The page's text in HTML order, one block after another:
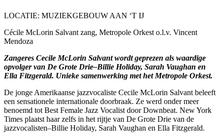
LOCATIE: MUZIEKGEBOUW AAN ‘T IJ
Cécile McLorin Salvant zang, Metropole Orkest o.l.v. Vincent
Mendoza
Zangeres Cecile McLorin Salvant wordt geprezen als waardige
opvolger van De Grote Drie–Billie Holiday, Sarah Vaughan en
Ella Fitzgerald. Unieke samenwerking met het Metropole Orkest.
De jonge Amerikaanse jazzvocaliste Cecile McLorin Salvant beleeft
een sensationele internationale doorbraak. Ze werd onder meer
benoemd tot Best Female Jazz Vocalist door Downbeat. New York
Times plaatst haar zelfs in het rijtje van De Grote Drie van de
jazzvocalisten–Billie Holiday, Sarah Vaughan en Ella Fitzgerald.